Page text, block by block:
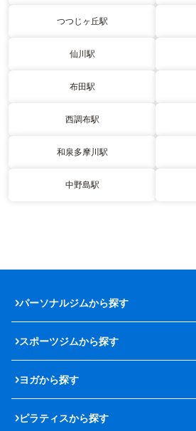
つつじヶ丘駅
仙川駅
布田駅
西調布駅
和泉多摩川駅
中野島駅
パーソナルジムから探す
スポーツジムから探す
ヨガから探す
ピラティスから探す